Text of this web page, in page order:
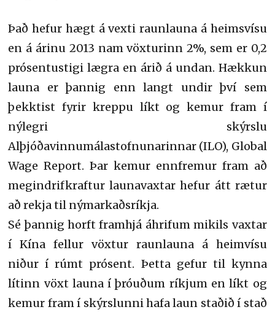
Það hefur hægt á vexti raunlauna á heimsvísu
en á árinu 2013 nam vöxturinn 2%, sem er 0,2
prósentustigi lægra en árið á undan. Hækkun
launa er þannig enn langt undir því sem
þekktist fyrir kreppu líkt og kemur fram í
nýlegri skýrslu
Alþjóðavinnumálastofnunarinnar (ILO), Global
Wage Report. Þar kemur ennfremur fram að
megindrifkraftur launavaxtar hefur átt rætur
að rekja til nýmarkaðsríkja.
Sé þannig horft framhjá áhrifum mikils vaxtar
í Kína fellur vöxtur raunlauna á heimvísu
niður í rúmt prósent. Þetta gefur til kynna
lítinn vöxt launa í þróuðum ríkjum en líkt og
kemur fram í skýrslunni hafa laun staðið í stað